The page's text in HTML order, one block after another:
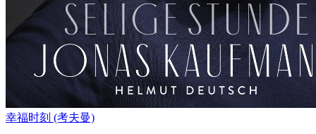
幸福时刻 (考夫曼)